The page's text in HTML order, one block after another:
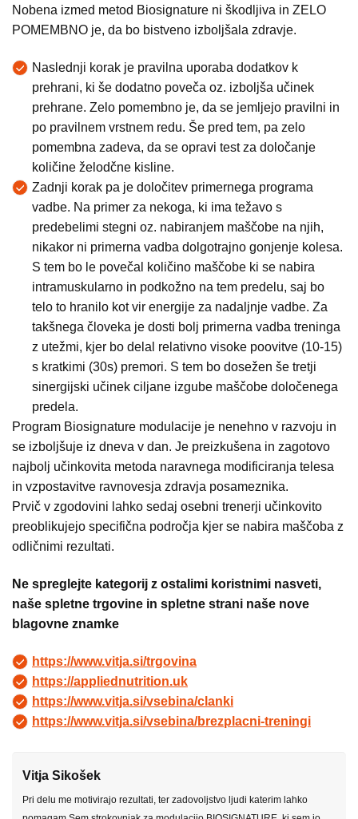
Nobena izmed metod Biosignature ni škodljiva in ZELO
POMEMBNO je, da bo bistveno izboljšala zdravje.
Naslednji korak je pravilna uporaba dodatkov k
prehrani, ki še dodatno poveča oz. izboljša učinek
prehrane. Zelo pomembno je, da se jemljejo pravilni in
po pravilnem vrstnem redu. Še pred tem, pa zelo
pomembna zadeva, da se opravi test za določanje
količine želodčne kisline.
Zadnji korak pa je določitev primernega programa
vadbe. Na primer za nekoga, ki ima težavo s
predebelimi stegni oz. nabiranjem maščobe na njih,
nikakor ni primerna vadba dolgotrajno gonjenje kolesa.
S tem bo le povečal količino maščobe ki se nabira
intramuskularno in podkožno na tem predelu, saj bo
telo to hranilo kot vir energije za nadaljnje vadbe. Za
takšnega človeka je dosti bolj primerna vadba treninga
z utežmi, kjer bo delal relativno visoke poovitve (10-15)
s kratkimi (30s) premori. S tem bo dosežen še tretji
sinergijski učinek ciljane izgube maščobe določenega
predela.
Program Biosignature modulacije je nenehno v razvoju in
se izboljšuje iz dneva v dan. Je preizkušena in zagotovo
najbolj učinkovita metoda naravnega modificiranja telesa
in vzpostavitve ravnovesja zdravja posameznika.
Prvič v zgodovini lahko sedaj osebni trenerji učinkovito
preoblikujejo specifična področja kjer se nabira maščoba z
odličnimi rezultati.
Ne spreglejte kategorij z ostalimi koristnimi nasveti,
naše spletne trgovine in spletne strani naše nove
blagovne znamke
https://www.vitja.si/trgovina
https://appliednutrition.uk
https://www.vitja.si/vsebina/clanki
https://www.vitja.si/vsebina/brezplacni-treningi
Vitja Sikošek
Pri delu me motivirajo rezultati, ter zadovoljstvo ljudi katerim lahko